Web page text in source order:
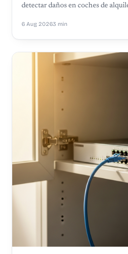
detectar daños en coches de
6 Aug 20263 min